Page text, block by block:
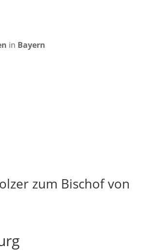
in Bayern
zum Bischof von